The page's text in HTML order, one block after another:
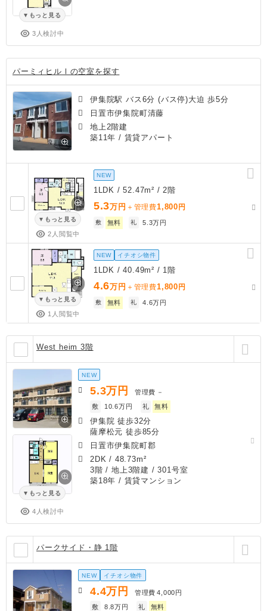
もっと見る
3人検討中
パーミィヒルⅠの空室を探す
伊集院駅 バス6分 (バス停)大迫 歩5分
日置市伊集院町清藤
地上2階建
築11年 / 賃貸アパート
もっと見る
2人閲覧中
NEW
1LDK / 52.47m² / 2階
5.3万円 ＋管理費1,800 円
敷 無料 礼 5.3万円
もっと見る
1人閲覧中
NEW イチオシ物件
1LDK / 40.49m² / 1階
4.6万円 ＋管理費1,800 円
敷 無料 礼 4.6万円
West heim 3階
もっと見る
4人検討中
NEW
5.3万円 管理費 －
敷
10.6万円 礼 無料
伊集院 徒歩32分
薩摩松元 徒歩85分
日置市伊集院町郡
2DK / 48.73m²
3階 / 地上3階建 / 301号室
築18年 / 賃貸マンション
パークサイド・静 1階
NEW イチオシ物件
4.4万円 管理費 4,000円
敷
8.8万円 礼 無料